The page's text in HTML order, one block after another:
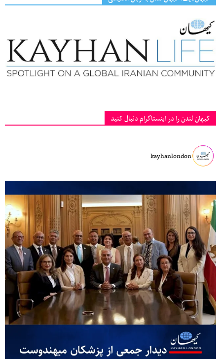
کیهان لندن را در اینستاگرام دنبال کنید
kayhanlondon